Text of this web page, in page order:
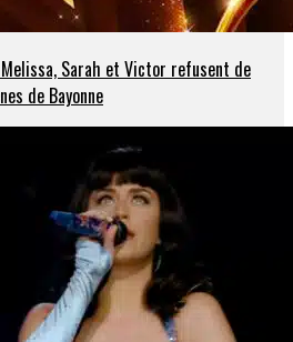
Sarah et Victor refusent de
de Bayonne